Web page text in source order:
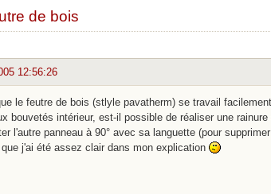
de bois
12:56:26
le feutre de bois (stlyle pavatherm) se travail
bouvetés intérieur, est-il possible de réaliser une
l'autre panneau à 90° avec sa languette (pour
j'ai été assez clair dans mon explication